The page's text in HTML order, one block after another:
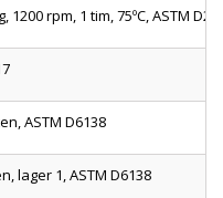
rpm, 1 tim, 75ºC, ASTM
ASTM D6138
lager 1, ASTM D6138